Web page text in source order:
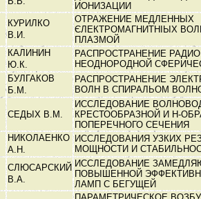
ИОНИЗАЦИИ
КУРИЛКО
В.И.
ОТРАЖЕНИЕ МЕДЛЕННЫХ
ЄЛЕКТРОМАГНИТНІЫХ
ПЛАЗМОЙ
КАЛИНИН
Ю.К.
РАСПРОСТРАНЕНИЕ
НЕОДНОРОДНОЙ
БУЛГАКОВ
Б.М.
РАСПРОСТРАНЕНИЕ
ВОЛН В СПИРАЛЬОМ
СЕДЫХ В.М.
ИССЛЕДОВАНИЕ
КРЕСТООБРАЗНОЙ И Н-
ПОПЕРЕЧНОГО СЕЧЕНИЯ
НИКОЛАЕНКО
А.Н.
ИССЛЕДОВАНИЯ УЗКИХ
МОЩНОСТИ И
СЛЮСАРСКИЙ
В.А.
ИССЛЕДОВАНИЕ
ПОВЫШЕННОЙ
ЛАМП С БЕГУЩЕЙ